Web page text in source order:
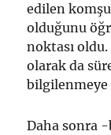
edilen
olduğunu
noktası
olarak da
bilgilenmeye
Daha sonra -